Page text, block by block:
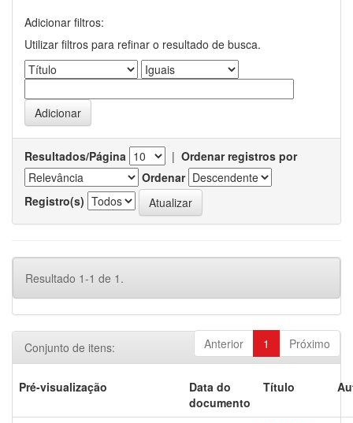
Adicionar filtros:
Utilizar filtros para refinar o resultado de busca.
Resultados/Página | Ordenar registros por
Ordenar
Registro(s)
Resultado 1-1 de 1.
Anterior 1 Próximo
Conjunto de itens:
Pré-visualização
Data do
documento
Título